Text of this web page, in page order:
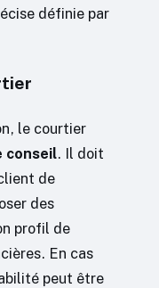
définie par
le courtier
conseil. Il doit
de
des
profil de
En cas
peut être